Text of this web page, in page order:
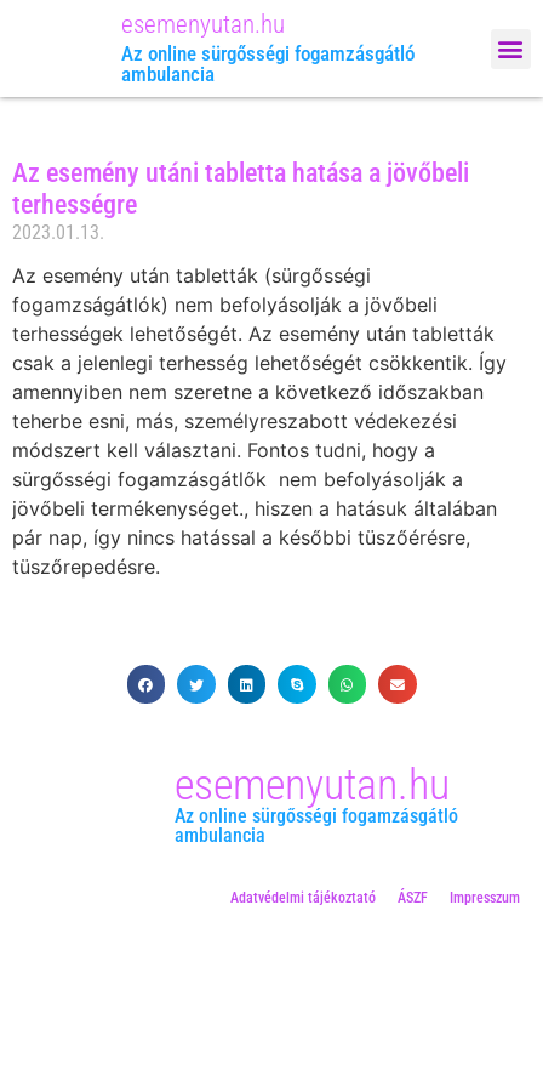
esemenyutan.hu
Az online sürgősségi fogamzásgátló
ambulancia
Az esemény utáni tabletta hatása a jövőbeli
terhességre
2023.01.13.
Az esemény után tabletták (sürgősségi
fogamzságátlók) nem befolyásolják a jövőbeli
terhességek lehetőségét. Az esemény után tabletták
csak a jelenlegi terhesség lehetőségét csökkentik. Így
amennyiben nem szeretne a következő időszakban
teherbe esni, más, személyreszabott védekezési
módszert kell választani. Fontos tudni, hogy a
sürgősségi fogamzásgátlők nem befolyásolják a
jövőbeli termékenységet., hiszen a hatásuk általában
pár nap, így nincs hatással a későbbi tüszőérésre,
tüszőrepedésre.
esemenyutan.hu
Az online sürgősségi fogamzásgátló
ambulancia
Adatvédelmi tájékoztató ÁSZF Impresszum